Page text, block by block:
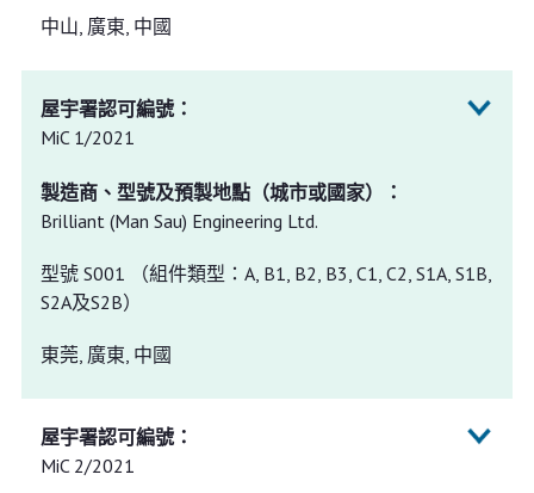
中山, 廣東, 中國
MiC 1/2021
Brilliant (Man Sau) Engineering Ltd.
型號 S001 （組件類型：A, B1, B2, B3, C1, C2, S1A, S1B,
S2A及S2B）
東莞, 廣東, 中國
MiC 2/2021